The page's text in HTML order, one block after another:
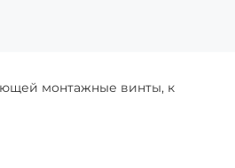
монтажные винты, к